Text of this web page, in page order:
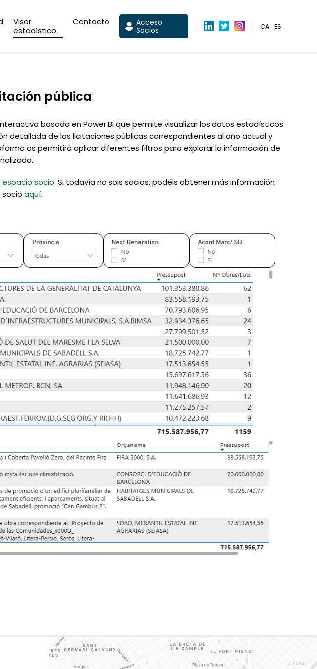
Visor
estadístico
Contacto
Acceso
Socios
CA ES
pública
basada en Power BI que permite visualizar los datos estadísticos
detallada de las licitaciones públicas correspondientes al año actual y
os permitirá aplicar diferentes filtros para explorar la información de
espacio socio. Si todavía no sois socios, podéis obtener más información
socio aquí.